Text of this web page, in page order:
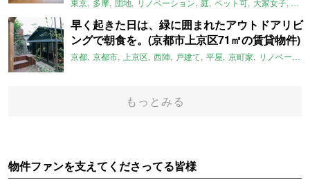
東京 多摩 団地 リノベーション 庭 ペット可 大家女子 団
早く起きた日は、緑に囲まれたアウトドアリビ
ングで朝食を。(京都市上京区71㎡の賃貸物件)
京都 京都市 上京区 西陣 戸建て 平屋 京町家 リノベーション
もっとみる
物件ファンを支えてくださってる皆様